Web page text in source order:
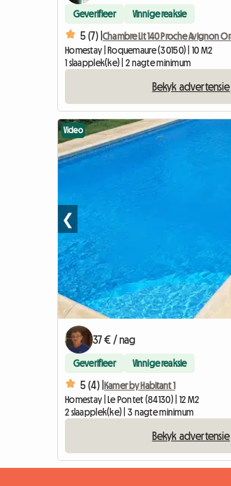
Geverifieer Vinnige reaksie
5 (7) |
Homestay | Roquemaure (30150) | 10 M2
1 slaapplek(ke) | 2 nagte minimum
Bekyk advertensie
Video
❮
37 € / nag
Geverifieer Vinnige reaksie
5 (4) |Kamer by Habitant 1
Homestay | Le Pontet (84130) | 12 M2
2 slaapplek(ke) | 3 nagte minimum
Bekyk advertensie